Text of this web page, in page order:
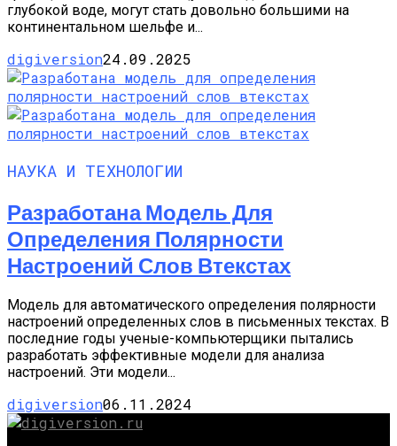
глубокой воде, могут стать довольно большими на
континентальном шельфе и...
digiversion24.09.2025
НАУКА И ТЕХНОЛОГИИ
Разработана Модель Для
Определения Полярности
Настроений Слов Втекстах
Модель для автоматического определения полярности
настроений определенных слов в письменных текстах. В
последние годы ученые-компьютерщики пытались
разработать эффективные модели для анализа
настроений. Эти модели...
digiversion06.11.2024